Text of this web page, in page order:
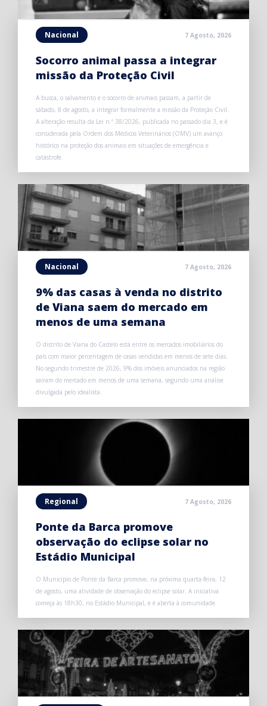
Nacional 7 Agosto, 2026
Socorro animal passa a integrar
missão da Proteção Civil
A busca, o salvamento e o socorro de animais passam, a partir de
sábado, 8 de agosto, a integrar formalmente a missão da Proteção Civil.
A alteração resulta da Lei n.º 38/2026, publicada no passado dia 3, e é
considerada pela Ordem dos Médicos Veterinários (OMV) um avanço
histórico na proteção dos animais em situações de emergência e
catástrofe.
Nacional 7 Agosto, 2026
9% das casas à venda no distrito
de Viana saem do mercado em
menos de uma semana
O distrito de Viana do Castelo está entre os mercados imobiliários do
país com maior percentagem de casas vendidas em menos de sete dias.
No segundo trimestre de 2026, 9% dos imóveis anunciados na região
saíram do mercado em menos de uma semana, segundo uma análise
divulgada pelo idealista.
Regional 7 Agosto, 2026
Ponte da Barca promove
observação do eclipse solar no
Estádio Municipal
O Município de Ponte da Barca promove, na próxima quarta-feira, 12
de agosto, uma atividade de observação do eclipse solar. A iniciativa
começa às 18h30, no Estádio Municipal, e é aberta à comunidade.